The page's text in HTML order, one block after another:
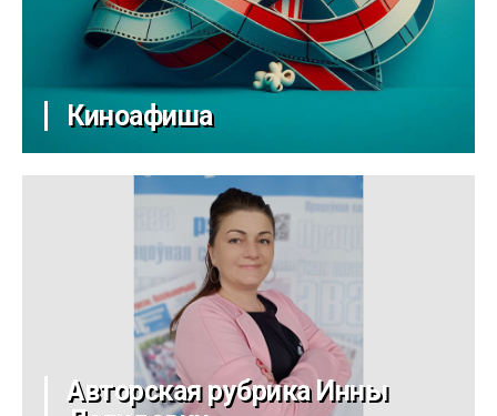
Киноафиша
Авторская рубрика Инны